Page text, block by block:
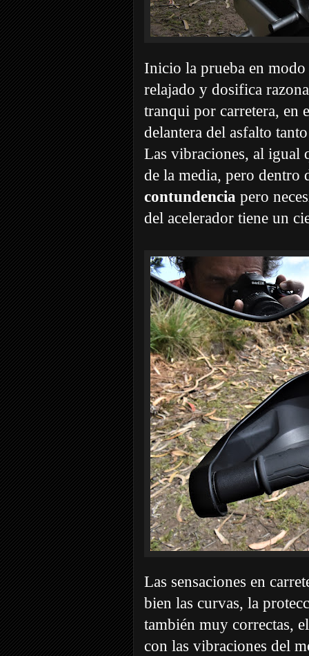
Inicio la prueba en
relajado y dosifica
tranqui por carretera, en
delantera del asfalto
Las vibraciones, al igual
de la media, pero
contundencia pero
del acelerador tiene un
Las sensaciones en
bien las curvas, la
también muy correctas,
con las vibraciones del